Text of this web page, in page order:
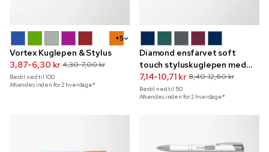
+5
Vortex Kuglepen & Stylus
3,87-6,30 kr 4,30-7,00 kr
Bestil ned til 100
Afsendes inden for 2 hverdage*
Diamond ensfarvet soft
touch styluskuglepen med
indgravering
7,14-10,71 kr 8,40-12,60 kr
Bestil ned til 50
Afsendes inden for 2 hverdage*